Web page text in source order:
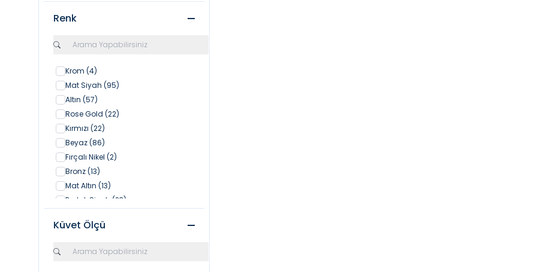
130 cm
160 cm(6)
115 cm (7)
60 cm
(30)
Renk
Krom (4)
Mat Siyah (95)
Altın (57)
Rose Gold (22)
Kırmızı (22)
Beyaz(86)
Fırçalı Nikel (2)
Bronz(13)
Mat Altın (13)
Parlak Siyah (23)
Mandalina Sarısı
Yasemin (25)
Küvet Ölçü